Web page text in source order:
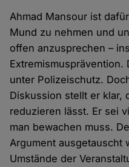
Ahmad Mansour ist
Mund zu nehmen und
offen anzusprechen –
unter Polizeischutz.
Diskussion stellt er klar,
reduzieren lässt. Er sei
man bewachen muss.
Argument ausgetauscht
Umstände der